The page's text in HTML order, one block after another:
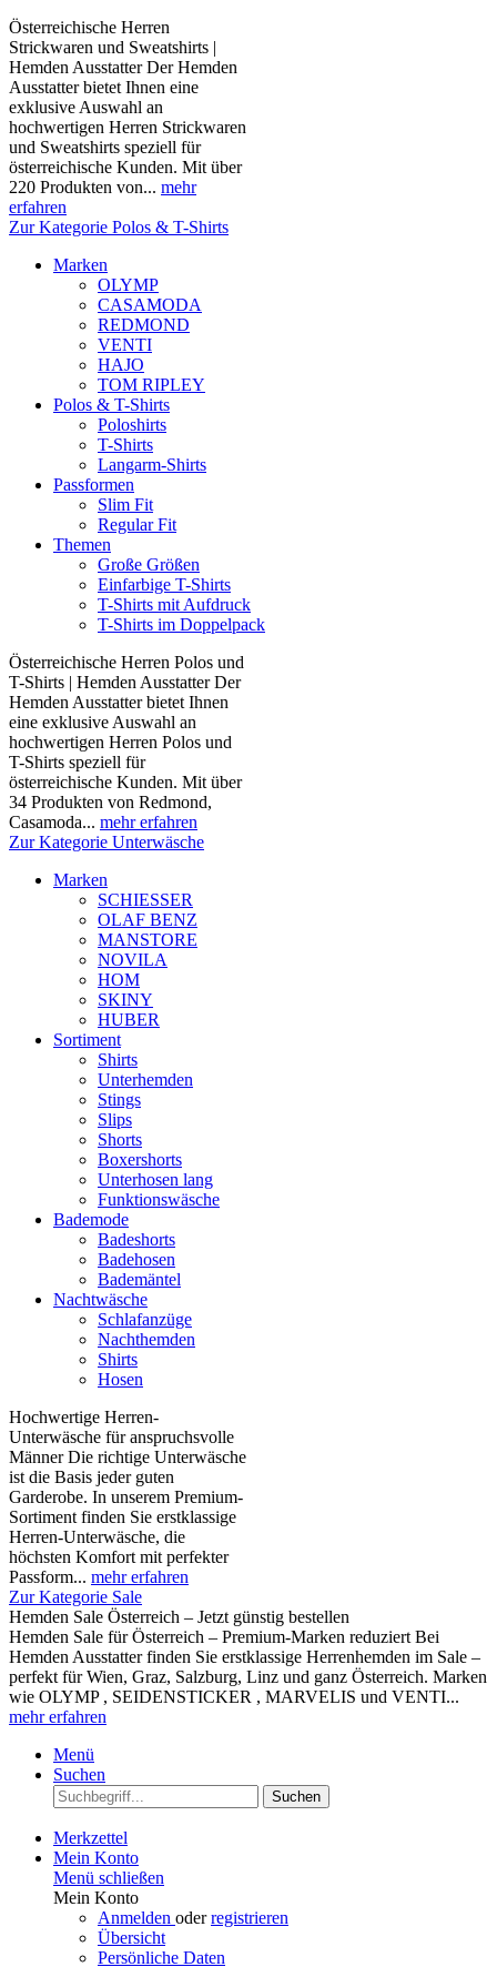
Österreichische Herren
Strickwaren und Sweatshirts |
Hemden Ausstatter Der Hemden
Ausstatter bietet Ihnen eine
exklusive Auswahl an
hochwertigen Herren Strickwaren
und Sweatshirts speziell für
österreichische Kunden. Mit über
220 Produkten von... mehr
erfahren
Zur Kategorie Polos & T-Shirts
Marken
OLYMP
CASAMODA
REDMOND
VENTI
HAJO
TOM RIPLEY
Polos & T-Shirts
Poloshirts
T-Shirts
Langarm-Shirts
Passformen
Slim Fit
Regular Fit
Themen
Große Größen
Einfarbige T-Shirts
T-Shirts mit Aufdruck
T-Shirts im Doppelpack
Österreichische Herren Polos und
T-Shirts | Hemden Ausstatter Der
Hemden Ausstatter bietet Ihnen
eine exklusive Auswahl an
hochwertigen Herren Polos und
T-Shirts speziell für
österreichische Kunden. Mit über
34 Produkten von Redmond,
Casamoda... mehr erfahren
Zur Kategorie Unterwäsche
Marken
SCHIESSER
OLAF BENZ
MANSTORE
NOVILA
HOM
SKINY
HUBER
Sortiment
Shirts
Unterhemden
Stings
Slips
Shorts
Boxershorts
Unterhosen lang
Funktionswäsche
Bademode
Badeshorts
Badehosen
Bademäntel
Nachtwäsche
Schlafanzüge
Nachthemden
Shirts
Hosen
Hochwertige Herren-
Unterwäsche für anspruchsvolle
Männer Die richtige Unterwäsche
ist die Basis jeder guten
Garderobe. In unserem Premium-
Sortiment finden Sie erstklassige
Herren-Unterwäsche, die
höchsten Komfort mit perfekter
Passform... mehr erfahren
Zur Kategorie Sale
Hemden Sale Österreich – Jetzt günstig bestellen
Hemden Sale für Österreich – Premium-Marken reduziert Bei
Hemden Ausstatter finden Sie erstklassige Herrenhemden im Sale –
perfekt für Wien, Graz, Salzburg, Linz und ganz Österreich. Marken
wie OLYMP , SEIDENSTICKER , MARVELIS und VENTI...
mehr erfahren
Menü
Suchen
Suchen
Merkzettel
Mein Konto
Menü schließen
Mein Konto
Anmelden oderregistrieren
Übersicht
Persönliche Daten